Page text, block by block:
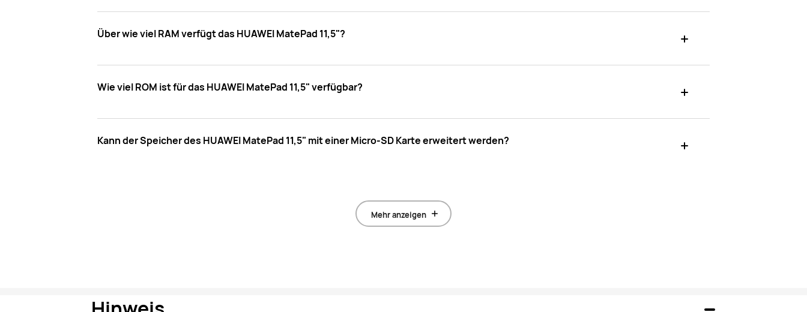
Über wie viel RAM verfügt das HUAWEI MatePad 11,5"?
Wie viel ROM ist für das HUAWEI MatePad 11,5" verfügbar?
Kann der Speicher des HUAWEI MatePad 11,5" mit einer Micro-SD Karte erweitert werden?
Mehr anzeigen